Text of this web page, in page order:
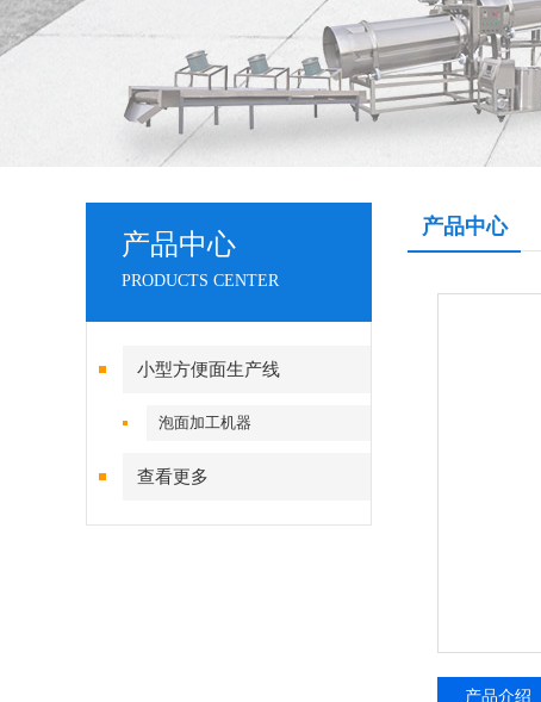
产品中心
PRODUCTS CENTER
小型方便面生产线
泡面加工机器
查看更多
产品中心
产品介绍